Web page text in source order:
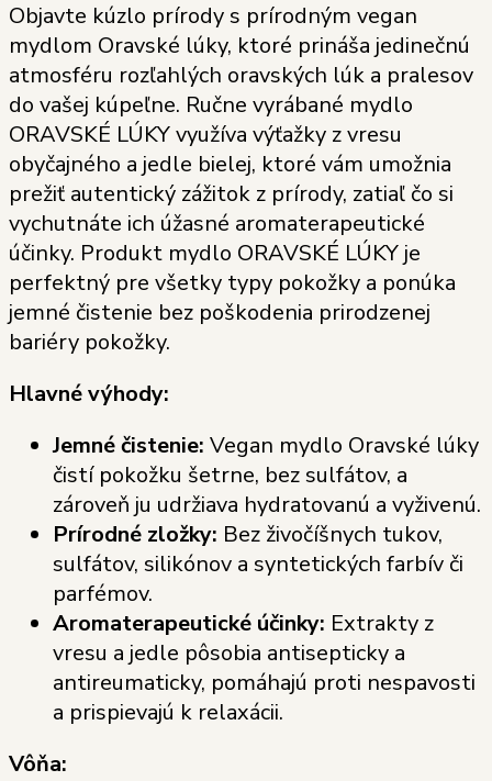
Objavte kúzlo prírody s prírodným vegan
mydlom Oravské lúky, ktoré prináša jedinečnú
atmosféru rozľahlých oravských lúk a pralesov
do vašej kúpeľne. Ručne vyrábané mydlo
ORAVSKÉ LÚKY využíva výťažky z vresu
obyčajného a jedle bielej, ktoré vám umožnia
prežiť autentický zážitok z prírody, zatiaľ čo si
vychutnáte ich úžasné aromaterapeutické
účinky. Produkt mydlo ORAVSKÉ LÚKY je
perfektný pre všetky typy pokožky a ponúka
jemné čistenie bez poškodenia prirodzenej
bariéry pokožky.
Hlavné výhody:
Jemné čistenie: Vegan mydlo Oravské lúky
čistí pokožku šetrne, bez sulfátov, a
zároveň ju udržiava hydratovanú a vyživenú.
Prírodné zložky: Bez živočíšnych tukov,
sulfátov, silikónov a syntetických farbív či
parfémov.
Aromaterapeutické účinky: Extrakty z
vresu a jedle pôsobia antisepticky a
antireumaticky, pomáhajú proti nespavosti
a prispievajú k relaxácii.
Vôňa: